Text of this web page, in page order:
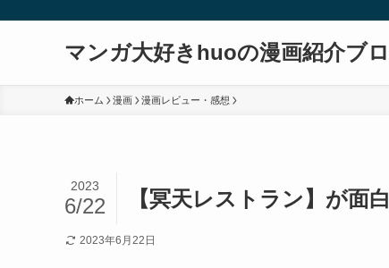
マンガ大好きhuoの漫画紹介ブ
ホーム 漫画 漫画レビュー・感想
【冥天レストラン】が面
2023
6/22
2023年6月22日